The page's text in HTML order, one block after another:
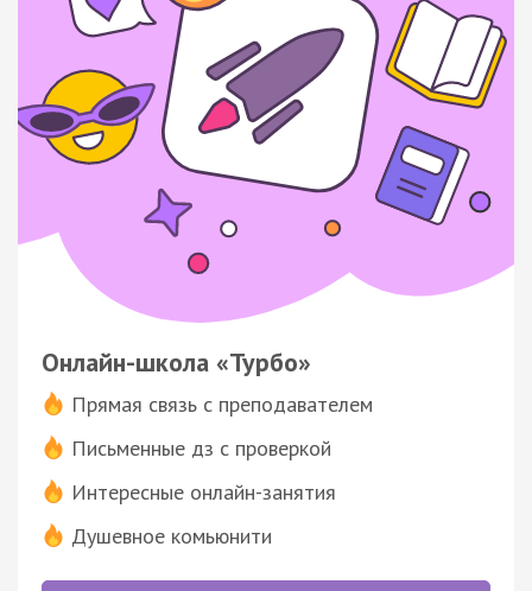
Онлайн-школа «Турбо»
Прямая связь с преподавателем
Письменные дз с проверкой
Интересные онлайн-занятия
Душевное комьюнити